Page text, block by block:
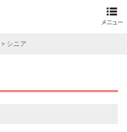
> シニア